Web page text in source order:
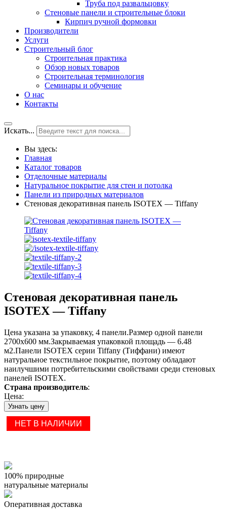
Труба под развальцовку
Стеновые панели и строительные блоки
Кирпич ручной формовки
Производители
Услуги
Строительный блог
Строительная практика
Обзор новых товаров
Строительная терминология
Семинары и обучение
О нас
Контакты
Искать...
Вы здесь:
Главная
Каталог товаров
Отделочные материалы
Натуральное покрытие для стен и потолка
Панели из природных материалов
Стеновая декоративная панель ISOTEX — Tiffany
Стеновая декоративная панель
ISOTEX — Tiffany
Цена указана за упаковку, 4 панели.Размер одной панели
2700х600 мм.Закрываемая упаковкой площадь — 6.48
м2.Панели ISOTEX серии Tiffany (Тиффани) имеют
натуральное текстильное покрытие, поэтому обладают
наилучшими потребительскими свойствами среди стеновых
панелей ISOTEX.
Страна производитель:
Цена:
Узнать цену
НЕТ В НАЛИЧИИ
100% природные
натуральные материалы
Оперативная доставка